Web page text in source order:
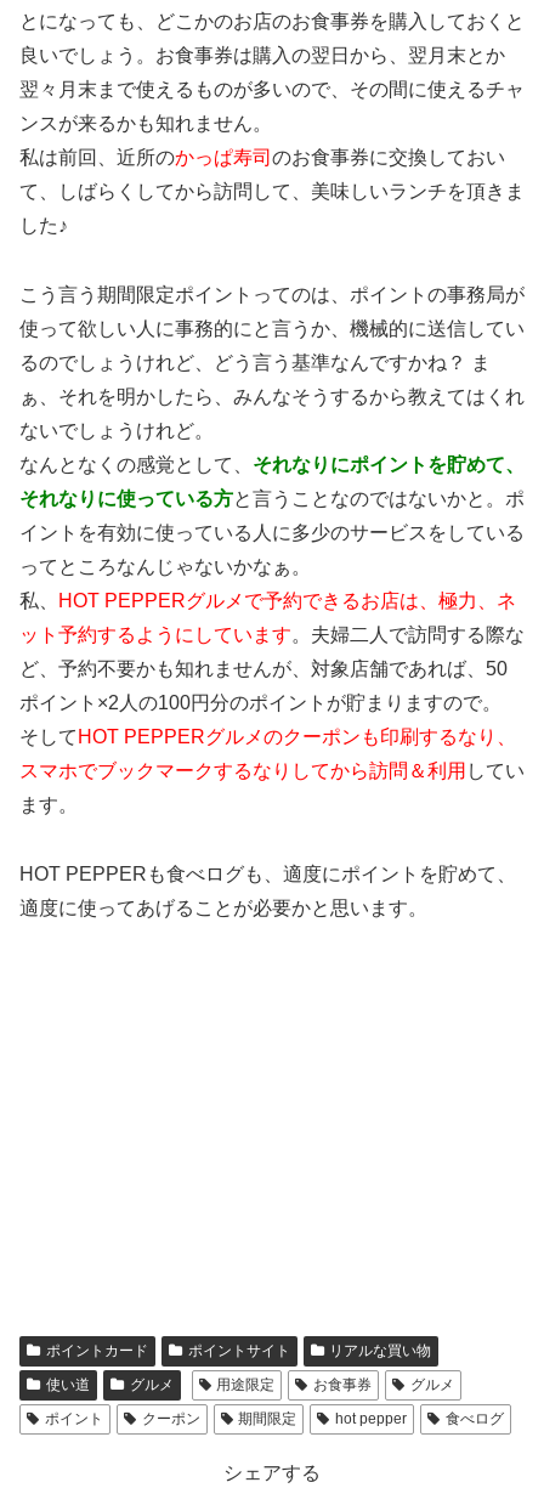
とになっても、どこかのお店のお食事券を購入しておくと
良いでしょう。お食事券は購入の翌日から、翌月末とか
翌々月末まで使えるものが多いので、その間に使えるチャ
ンスが来るかも知れません。
私は前回、近所のかっぱ寿司 のお食事券に交換しておい
て、しばらくしてから訪問して、美味しいランチを頂きま
した♪
こう言う期間限定ポイントってのは、ポイントの事務局が
使って欲しい人に事務的にと言うか、機械的に送信してい
るのでしょうけれど、どう言う基準なんですかね？ ま
ぁ、それを明かしたら、みんなそうするから教えてはくれ
ないでしょうけれど。
なんとなくの感覚として、 それなりにポイントを貯めて、
それなりに使っている方と言うことなのではないかと。ポ
イントを有効に使っている人に多少のサービスをしている
ってところなんじゃないかなぁ。
私、
HOT PEPPERグルメで予約できるお店は、極力、ネ
ット予約するようにしています。夫婦二人で訪問する際な
ど、予約不要かも知れませんが、対象店舗であれば、50
ポイント×2人の100円分のポイントが貯まりますので。
そして HOT PEPPERグルメのクーポンも印刷するなり、
スマホでブックマークするなりしてから訪問＆利用 してい
ます。
HOT PEPPERも食べログも、適度にポイントを貯めて、
適度に使ってあげることが必要かと思います。
ポイントカード ポイントサイト
リアルな買い物
使い道
グルメ 用途限定 お食事券
グルメ
ポイント
クーポン 期間限定 hot pepper 食べログ
シェアする